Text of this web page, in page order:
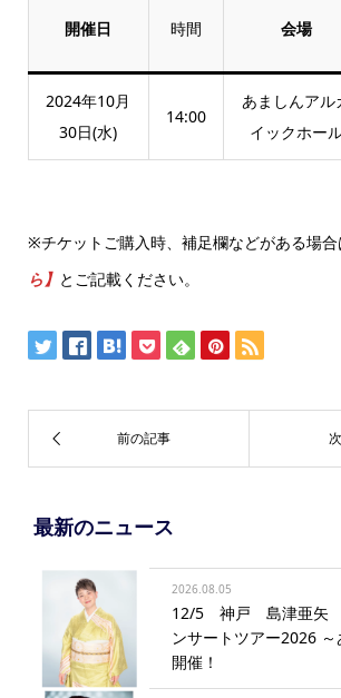
開催日 時間 会場
2024年10月
30日(水)
14:00
あましんアル
イックホー
※チケットご購入時、補足欄などがある場合
ら】 とご記載ください。
最新のニュース
2026.08.05
12/5 神戸 島津亜矢
ンサートツアー2026
開催！